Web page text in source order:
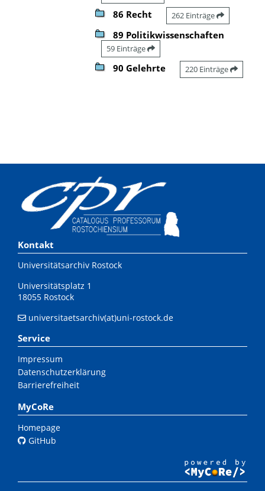
86 Recht 262 Einträge
89 Politikwissenschaften
59 Einträge
90 Gelehrte 220 Einträge
Kontakt
Universitätsarchiv Rostock
Universitätsplatz 1
18055 Rostock
universitaetsarchiv(at)uni-rostock.de
Service
Impressum
Datenschutzerklärung
Barrierefreiheit
MyCoRe
Homepage
GitHub